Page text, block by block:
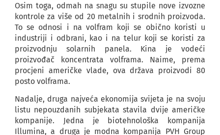
Osim toga, odmah na snagu su stupile nove izvozne
kontrole za više od 20 metalnih i srodnih proizvoda.
To se odnosi i na volfram koji se obično koristi u
industriji i odbrani, kao i na telur koji se koristi za
proizvodnju solarnih panela. Kina je vodeći
proizvođač koncentrata volframa. Naime, prema
procjeni američke vlade, ova država proizvodi 80
posto volframa.
Nadalje, druga najveća ekonomija svijeta je na svoju
listu nepouzdanih subjekata stavila dvije američke
kompanije. Jedna je biotehnološka kompanija
Illumina, a druga je modna kompanija PVH Group